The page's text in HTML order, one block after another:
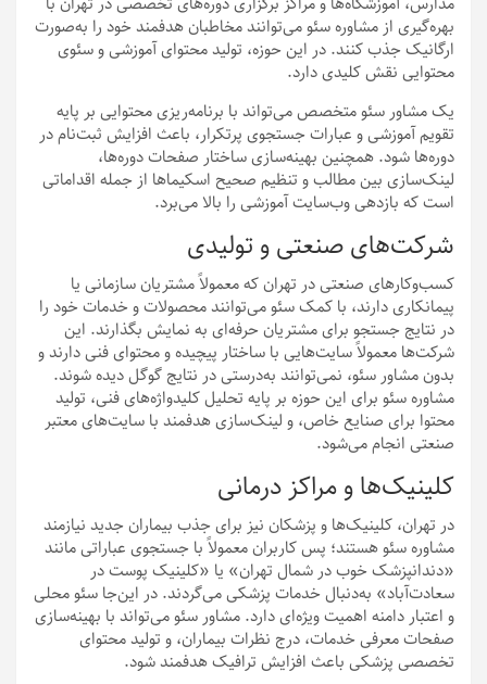
بهره‌گیری از مشاوره سئو می‌توانند مخاطبان هدفمند خود را به‌صورت
ارگانیک جذب کنند. در این حوزه، تولید محتوای آموزشی و سئوی
محتوایی نقش کلیدی دارد.
یک مشاور سئو متخصص می‌تواند با برنامه‌ریزی محتوایی بر پایه
تقویم آموزشی و عبارات جستجوی پرتکرار، باعث افزایش ثبت‌نام در
دوره‌ها شود. همچنین بهینه‌سازی ساختار صفحات دوره‌ها،
لینک‌سازی بین مطالب و تنظیم صحیح اسکیماها از جمله اقداماتی
است که بازدهی وب‌سایت آموزشی را بالا می‌برد.
شرکت‌های صنعتی و تولیدی
کسب‌وکارهای صنعتی در تهران که معمولاً مشتریان سازمانی یا
پیمانکاری دارند، با کمک سئو می‌توانند محصولات و خدمات خود را
در نتایج جستجو برای مشتریان حرفه‌ای به نمایش بگذارند. این
شرکت‌ها معمولاً سایت‌هایی با ساختار پیچیده و محتوای فنی دارند و
بدون مشاور سئو، نمی‌توانند به‌درستی در نتایج گوگل دیده شوند.
مشاوره سئو برای این حوزه بر پایه تحلیل کلیدواژه‌های فنی، تولید
محتوا برای صنایع خاص، و لینک‌سازی هدفمند با سایت‌های معتبر
صنعتی انجام می‌شود.
کلینیک‌ها و مراکز درمانی
در تهران، کلینیک‌ها و پزشکان نیز برای جذب بیماران جدید نیازمند
مشاوره سئو هستند؛ پس کاربران معمولاً با جستجوی عباراتی مانند
«دندانپزشک خوب در شمال تهران» یا «کلینیک پوست در
سعادت‌آباد» به‌دنبال خدمات پزشکی می‌گردند. در این‌جا سئو محلی
و اعتبار دامنه اهمیت ویژه‌ای دارد. مشاور سئو می‌تواند با بهینه‌سازی
صفحات معرفی خدمات، درج نظرات بیماران، و تولید محتوای
تخصصی پزشکی باعث افزایش ترافیک هدفمند شود.